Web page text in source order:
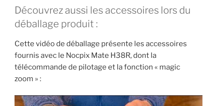
Découvrez aussi les accessoires lors du
déballage produit :
Cette vidéo de déballage présente les accessoires
fournis avec le Nocpix Mate H38R, dont la
télécommande de pilotage et la fonction « magic
zoom » :